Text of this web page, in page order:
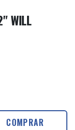
WILL
COMPRAR